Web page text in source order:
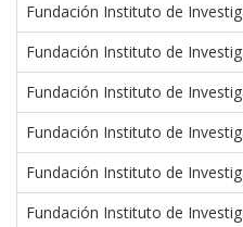
Fundación Instituto de
Fundación Instituto de
Fundación Instituto de
Fundación Instituto de
Fundación Instituto de
Fundación Instituto de